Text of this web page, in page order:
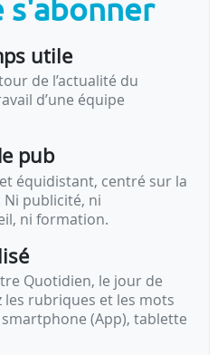
s'abonner
utile
de l’actualité du
d’une équipe
pub
équidistant, centré sur la
Ni publicité, ni
ni formation.
Quotidien, le jour de
les rubriques et les mots
(App), tablette